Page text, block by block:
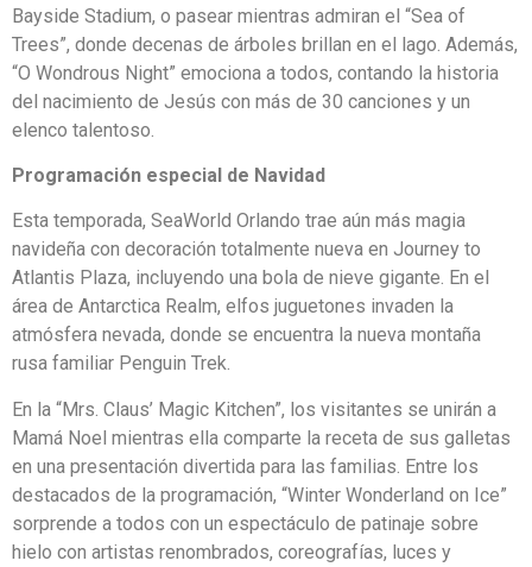
Bayside Stadium, o pasear mientras admiran el “Sea of
Trees”, donde decenas de árboles brillan en el lago. Además,
“O Wondrous Night” emociona a todos, contando la historia
del nacimiento de Jesús con más de 30 canciones y un
elenco talentoso.
Programación especial de Navidad
Esta temporada, SeaWorld Orlando trae aún más magia
navideña con decoración totalmente nueva en Journey to
Atlantis Plaza, incluyendo una bola de nieve gigante. En el
área de Antarctica Realm, elfos juguetones invaden la
atmósfera nevada, donde se encuentra la nueva montaña
rusa familiar Penguin Trek.
En la “Mrs. Claus’ Magic Kitchen”, los visitantes se unirán a
Mamá Noel mientras ella comparte la receta de sus galletas
en una presentación divertida para las familias. Entre los
destacados de la programación, “Winter Wonderland on Ice”
sorprende a todos con un espectáculo de patinaje sobre
hielo con artistas renombrados, coreografías, luces y